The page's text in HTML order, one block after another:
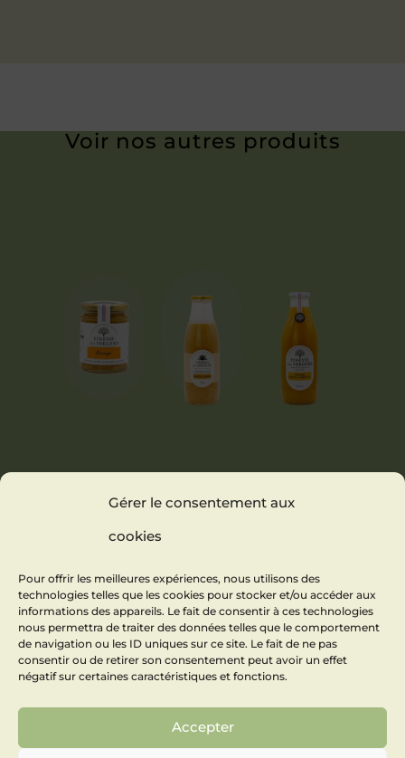
Gérer le consentement aux
cookies
Pour offrir les meilleures expériences, nous utilisons des
technologies telles que les cookies pour stocker et/ou accéder aux
informations des appareils. Le fait de consentir à ces technologies
nous permettra de traiter des données telles que le comportement
de navigation ou les ID uniques sur ce site. Le fait de ne pas
consentir ou de retirer son consentement peut avoir un effet
négatif sur certaines caractéristiques et fonctions.
Accepter
Voir nos autres produits
MARMELADE
ORANGE
VELOUTÉ DE
CHÂTAIGNES
ORANGE